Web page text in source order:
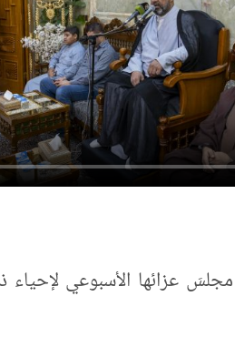
مجلسَ عزائها الأسبوعي